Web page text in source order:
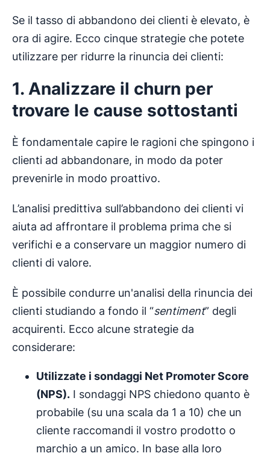
Se il tasso di abbandono dei clienti è elevato, è
ora di agire. Ecco cinque strategie che potete
utilizzare per ridurre la rinuncia dei clienti:
1. Analizzare il churn per
trovare le cause sottostanti
È fondamentale capire le ragioni che spingono i
clienti ad abbandonare, in modo da poter
prevenirle in modo proattivo.
L’analisi predittiva sull’abbandono dei clienti vi
aiuta ad affrontare il problema prima che si
verifichi e a conservare un maggior numero di
clienti di valore.
È possibile condurre un'analisi della rinuncia dei
clienti studiando a fondo il “sentiment” degli
acquirenti. Ecco alcune strategie da
considerare:
Utilizzate i sondaggi Net Promoter Score
(NPS). I sondaggi NPS chiedono quanto è
probabile (su una scala da 1 a 10) che un
cliente raccomandi il vostro prodotto o
marchio a un amico. In base alla loro